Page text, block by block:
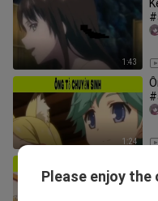
1:43
1:24
Please enjoy